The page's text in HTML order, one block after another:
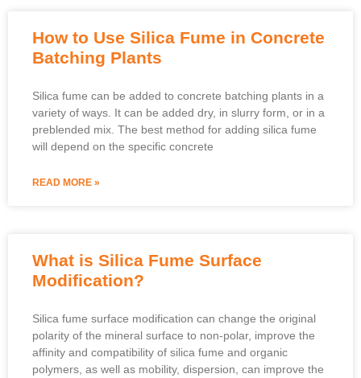
How to Use Silica Fume in Concrete
Batching Plants
Silica fume can be added to concrete batching plants in a
variety of ways It can be added dry, in slurry form or in a
preblended mix The best method for adding silica fume
will depend on the specific concrete
READ MORE »
What is Silica Fume Surface
Modification?
Silica fume surface modification can change the original
polarity of the mineral surface to non-polar, improve the
affinity and compatibility of silica fume and organic
polymers as well as mobility, dispersion can improve the